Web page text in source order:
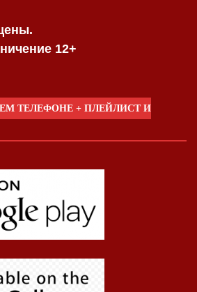
12+
ТЕЛЕФОНЕ + ПЛЕЙЛИСТ И